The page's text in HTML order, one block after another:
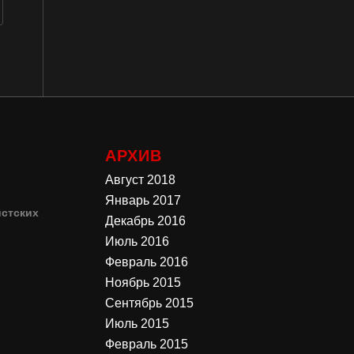
АРХИВ
Август 2018
Январь 2017
Декабрь 2016
Июль 2016
Февраль 2016
Ноябрь 2015
Сентябрь 2015
Июль 2015
Февраль 2015